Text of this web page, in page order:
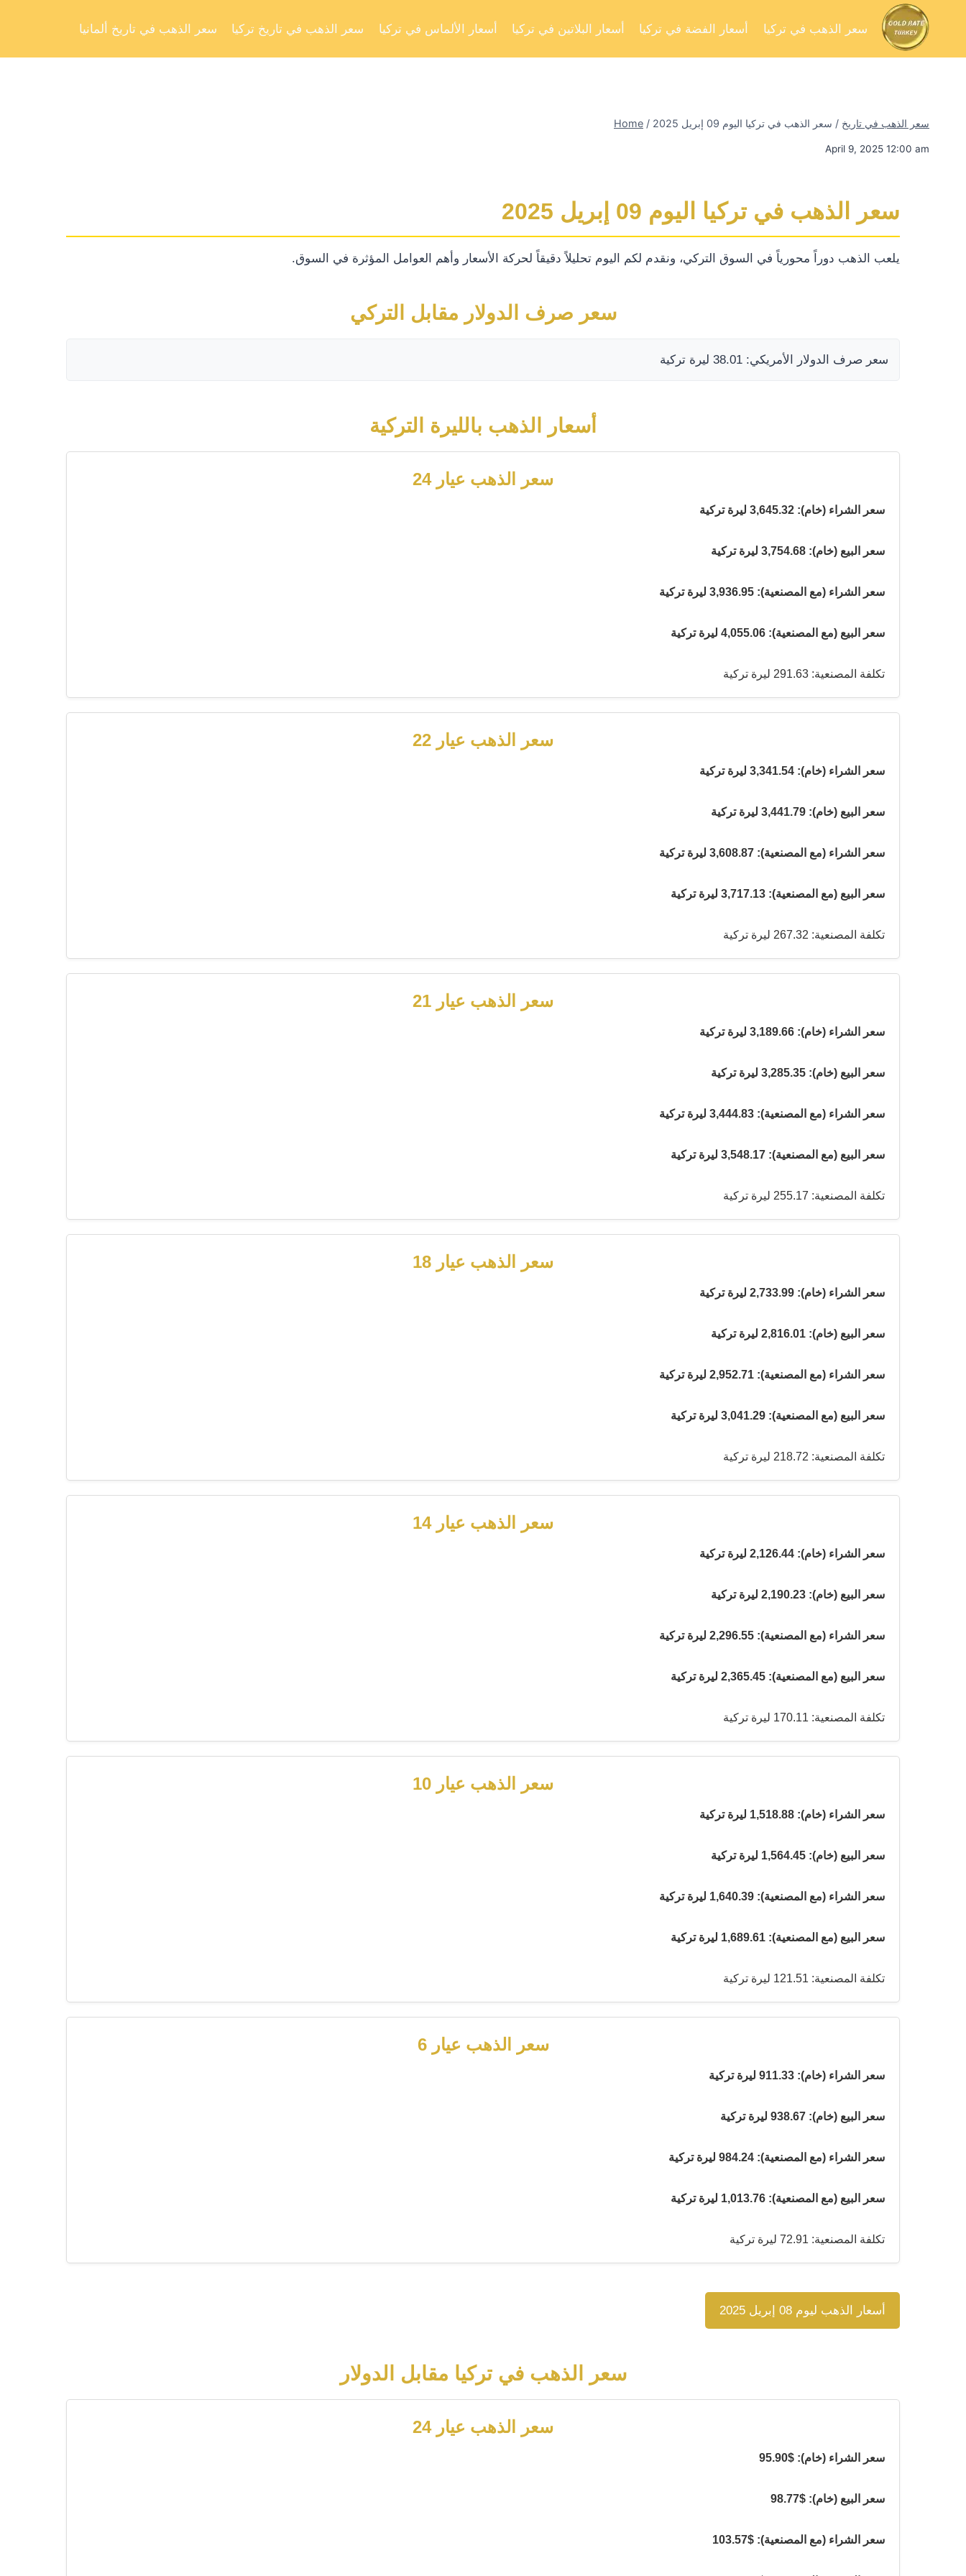
سعر الذهب في تاريخ ألمانيا سعر الذهب في تاريخ تركيا أسعار الألماس في تركيا أسعار البلاتين في تركيا أسعار الفضة في تركيا سعر الذهب في تركيا
Home / سعر الذهب في تاريخ / سعر الذهب في تركيا اليوم 09 إبريل 2025
April 9, 2025 12:00 am
سعر الذهب في تركيا اليوم 09 إبريل 2025
يلعب الذهب دوراً محورياً في السوق التركي، ونقدم لكم اليوم تحليلاً دقيقاً لحركة الأسعار وأهم العوامل المؤثرة في السوق.
سعر صرف الدولار مقابل التركي
سعر صرف الدولار الأمريكي: 38.01 ليرة تركية
أسعار الذهب بالليرة التركية
سعر الذهب عيار 24
سعر الشراء (خام): 3,645.32 ليرة تركية
سعر البيع (خام): 3,754.68 ليرة تركية
سعر الشراء (مع المصنعية): 3,936.95 ليرة تركية
سعر البيع (مع المصنعية): 4,055.06 ليرة تركية
تكلفة المصنعية: 291.63 ليرة تركية
سعر الذهب عيار 22
سعر الشراء (خام): 3,341.54 ليرة تركية
سعر البيع (خام): 3,441.79 ليرة تركية
سعر الشراء (مع المصنعية): 3,608.87 ليرة تركية
سعر البيع (مع المصنعية): 3,717.13 ليرة تركية
تكلفة المصنعية: 267.32 ليرة تركية
سعر الذهب عيار 21
سعر الشراء (خام): 3,189.66 ليرة تركية
سعر البيع (خام): 3,285.35 ليرة تركية
سعر الشراء (مع المصنعية): 3,444.83 ليرة تركية
سعر البيع (مع المصنعية): 3,548.17 ليرة تركية
تكلفة المصنعية: 255.17 ليرة تركية
سعر الذهب عيار 18
سعر الشراء (خام): 2,733.99 ليرة تركية
سعر البيع (خام): 2,816.01 ليرة تركية
سعر الشراء (مع المصنعية): 2,952.71 ليرة تركية
سعر البيع (مع المصنعية): 3,041.29 ليرة تركية
تكلفة المصنعية: 218.72 ليرة تركية
سعر الذهب عيار 14
سعر الشراء (خام): 2,126.44 ليرة تركية
سعر البيع (خام): 2,190.23 ليرة تركية
سعر الشراء (مع المصنعية): 2,296.55 ليرة تركية
سعر البيع (مع المصنعية): 2,365.45 ليرة تركية
تكلفة المصنعية: 170.11 ليرة تركية
سعر الذهب عيار 10
سعر الشراء (خام): 1,518.88 ليرة تركية
سعر البيع (خام): 1,564.45 ليرة تركية
سعر الشراء (مع المصنعية): 1,640.39 ليرة تركية
سعر البيع (مع المصنعية): 1,689.61 ليرة تركية
تكلفة المصنعية: 121.51 ليرة تركية
سعر الذهب عيار 6
سعر الشراء (خام): 911.33 ليرة تركية
سعر البيع (خام): 938.67 ليرة تركية
سعر الشراء (مع المصنعية): 984.24 ليرة تركية
سعر البيع (مع المصنعية): 1,013.76 ليرة تركية
تكلفة المصنعية: 72.91 ليرة تركية
أسعار الذهب ليوم 08 إبريل 2025
سعر الذهب في تركيا مقابل الدولار
سعر الذهب عيار 24
سعر الشراء (خام): $95.90
سعر البيع (خام): $98.77
سعر الشراء (مع المصنعية): $103.57